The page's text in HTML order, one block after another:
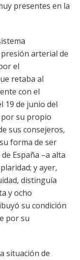
presentes en la
arterial de
el
retaba al
con el
19 de junio del
por su propio
sus consejeros,
forma de ser
España –a alta
y ayer,
distinguía
y ocho
su condición
por su
situación de